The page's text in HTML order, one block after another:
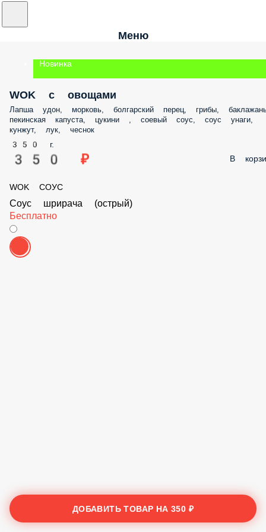
Меню
Новинка
WOK с овощами
Лапша удон, морковь, болгарский перец, грибы,
пекинская капуста, цукини , соевый соус, соус унаги,
кунжут, лук, чеснок
350 г.
350 ₽ В
WOK СОУС
Соус шрирача (острый)
Бесплатно
ДОБАВИТЬ ТОВАР НА350 ₽